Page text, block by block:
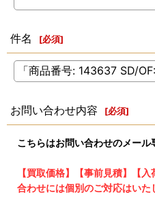
件名 [必須]
お問い合わせ内容 [必須]
こちらはお問い合わせのメール
【買取価格】【事前見積】【
合わせには個別のご対応はいた